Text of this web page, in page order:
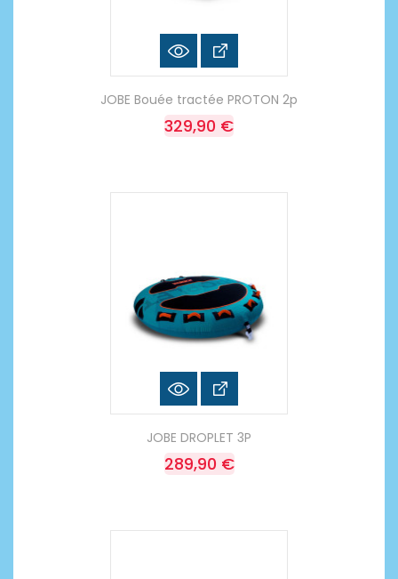
JOBE Bouée tractée PROTON 2p
329,90 €
JOBE DROPLET 3P
289,90 €